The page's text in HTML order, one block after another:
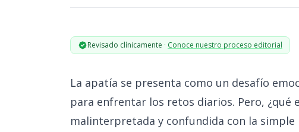
Revisado clínicamente · Conoce nuestro proceso editorial
La apatía se presenta como un desafío
para enfrentar los retos diarios. Pero, ¿qué
malinterpretada y confundida con la